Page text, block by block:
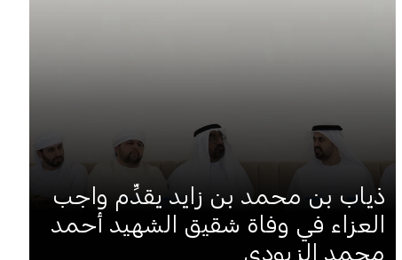
ذياب بن محمد بن زايد يقدِّم واجب
العزاء في وفاة شقيق الشهيد أحمد
محمد الزيودي